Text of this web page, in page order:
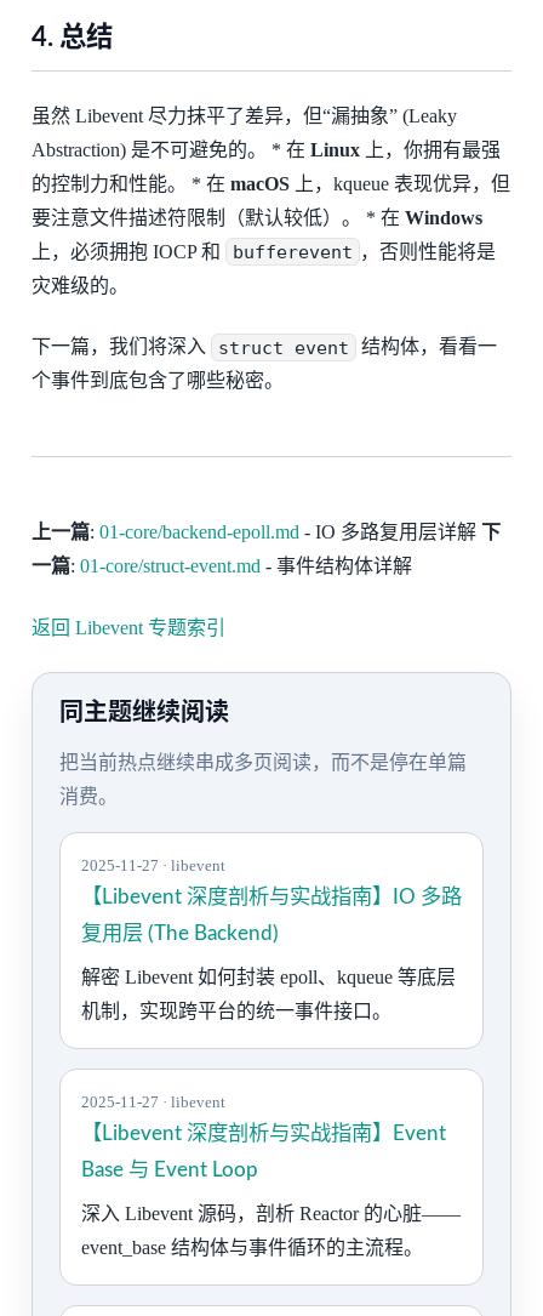
4. 总结
虽然 Libevent 尽力抹平了差异，但“漏抽象” (Leaky
Abstraction) 是不可避免的。 * 在 Linux上，你拥有最强
的控制力和性能。 * 在 macOS上，kqueue 表现优异，但
要注意文件描述符限制（默认较低）。 * 在 Windows
上，必须拥抱 IOCP 和
bufferevent ，否则性能将是
灾难级的。
下一篇，我们将深入 struct event
结构体，看看一
个事件到底包含了哪些秘密。
上一篇: 01-core/backend-epoll.md - IO 多路复用层详解 下
一篇: 01-core/struct-event.md - 事件结构体详解
返回 Libevent 专题索引
同主题继续阅读
把当前热点继续串成多页阅读，而不是停在单篇
消费。
2025-11-27 · libevent
【Libevent 深度剖析与实战指南】IO 多路
复用层 (The Backend)
解密 Libevent 如何封装 epoll、kqueue 等底层
机制，实现跨平台的统一事件接口。
2025-11-27 · libevent
【Libevent 深度剖析与实战指南】Event
Base 与 Event Loop
深入 Libevent 源码，剖析 Reactor 的心脏——
event_base 结构体与事件循环的主流程。